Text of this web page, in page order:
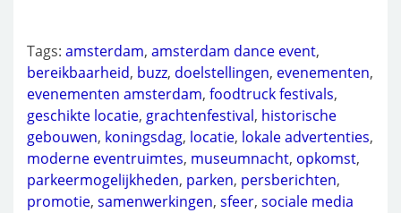
Tags: amsterdam, amsterdam dance event,
bereikbaarheid, buzz, doelstellingen, evenementen,
evenementen amsterdam, foodtruck festivals,
geschikte locatie, grachtenfestival, historische
gebouwen, koningsdag, locatie, lokale advertenties,
moderne eventruimtes, museumnacht, opkomst,
parkeermogelijkheden, parken, persberichten,
promotie, samenwerkingen, sfeer, sociale media